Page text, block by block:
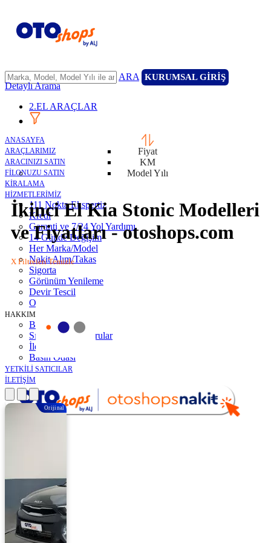
ARA KURUMSAL GİRİŞ
ANASAYFA
ARAÇLARIMIZ
ARACINIZI SATIN
FİLONUZU SATIN
KİRALAMA
HİZMETLERİMİZ
111 Nokta Ekspertiz
Kredi
Garanti ve 7/24 Yol Yardımı
14 Günde Değişim
Her Marka/Model
Nakit Alım/Takas
Sigorta
Görünüm Yenileme
Devir Tescil
Otoshops Mobil
HAKKIMIZDA
Biz Kimiz
Sıkça Sorulan Sorular
İletişim
Basın Odası
YETKİLİ SATICILAR
İLETİŞİM
Detaylı Arama
2.EL ARAÇLAR
Fiyat
KM
Model Yılı
İkinci El Kia Stonic Modelleri
ve Fiyatları - otoshops.com
X Filtreleri Temizle
Orijinal